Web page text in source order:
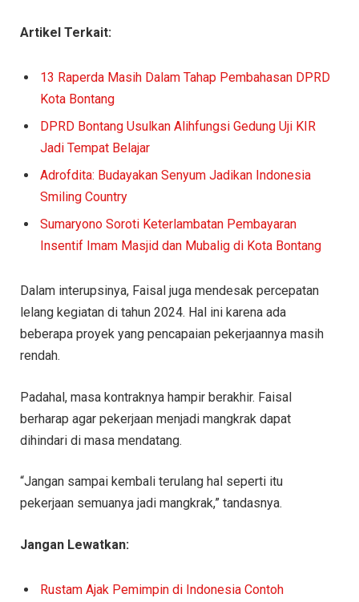
Artikel Terkait:
13 Raperda Masih Dalam Tahap Pembahasan DPRD
Kota Bontang
DPRD Bontang Usulkan Alihfungsi Gedung Uji KIR
Jadi Tempat Belajar
Adrofdita: Budayakan Senyum Jadikan Indonesia
Smiling Country
Sumaryono Soroti Keterlambatan Pembayaran
Insentif Imam Masjid dan Mubalig di Kota Bontang
Dalam interupsinya, Faisal juga mendesak percepatan
lelang kegiatan di tahun 2024. Hal ini karena ada
beberapa proyek yang pencapaian pekerjaannya masih
rendah.
Padahal, masa kontraknya hampir berakhir. Faisal
berharap agar pekerjaan menjadi mangkrak dapat
dihindari di masa mendatang.
“Jangan sampai kembali terulang hal seperti itu
pekerjaan semuanya jadi mangkrak,” tandasnya.
Jangan Lewatkan:
Rustam Ajak Pemimpin di Indonesia Contoh